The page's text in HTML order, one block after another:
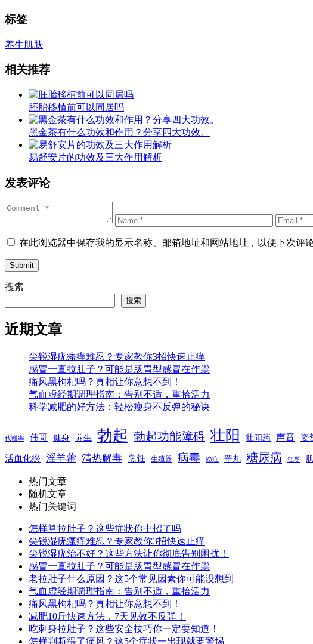
标签
养生肌肤
相关推荐
胚胎移植前可以同居吗
黑金茶有什么功效和作用？分享四大功效。
易舒安片的功效及三大作用解析
发表评论
在此浏览器中保存我的显示名称、邮箱地址和网站地址，以便下次评论
Submit
搜索
搜索
近期文章
尖锐湿疣瘙痒难忍？专家教你3招快速止痒
感冒一直拉肚子？可能是肠胃型感冒在作祟
痛风黑枸杞吗？真相让你意想不到！
气血虚经期调理指南：告别不适，重拾活力
科学减肥的好方法：轻松瘦身不反弹的秘诀
代谢率 伟哥 健身 养生 勃起 勃起功能障碍 壮阳 壮阳药 声音 姿
活血化瘀 淫羊藿 清热解毒 烹饪 生殖器 病毒 癌症 睾丸 糖尿病 红枣
热门文章
随机文章
热门关键词
怎样算拉肚子？这些症状你中招了吗
尖锐湿疣瘙痒难忍？专家教你3招快速止痒
尖锐湿疣治不好？这些方法让你彻底告别困扰！
感冒一直拉肚子？可能是肠胃型感冒在作祟
老拉肚子什么原因？这5个常见因素你可能没想到
气血虚经期调理指南：告别不适，重拾活力
痛风黑枸杞吗？真相让你意想不到！
减肥10斤快速方法，7天见效不反弹！
吃刺身拉肚子？这些安全技巧你一定要知道！
怎样判断得了痛风？这5个症状一出现就要警惕